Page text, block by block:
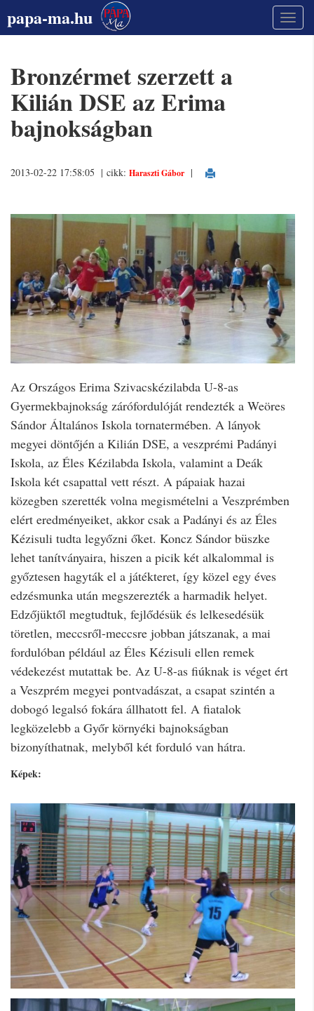
papa-ma.hu
Bronzérmet szerzett a
Kilián DSE az Erima
bajnokságban
2013-02-22 17:58:05 | cikk: Haraszti Gábor |
Az Országos Erima Szivacskézilabda U-8-as
Gyermekbajnokság zárófordulóját rendezték a Weöres
Sándor Általános Iskola tornatermében. A lányok
megyei döntőjén a Kilián DSE, a veszprémi Padányi
Iskola, az Éles Kézilabda Iskola, valamint a Deák
Iskola két csapattal vett részt. A pápaiak hazai
közegben szerették volna megismételni a Veszprémben
elért eredményeiket, akkor csak a Padányi és az Éles
Kézisuli tudta legyőzni őket. Koncz Sándor büszke
lehet tanítványaira, hiszen a picik két alkalommal is
győztesen hagyták el a játékteret, így közel egy éves
edzésmunka után megszerezték a harmadik helyet.
Edzőjüktől megtudtuk, fejlődésük és lelkesedésük
töretlen, meccsről-meccsre jobban játszanak, a mai
fordulóban például az Éles Kézisuli ellen remek
védekezést mutattak be. Az U-8-as fiúknak is véget ért
a Veszprém megyei pontvadászat, a csapat szintén a
dobogó legalsó fokára állhatott fel. A fiatalok
legközelebb a Győr környéki bajnokságban
bizonyíthatnak, melyből két forduló van hátra.
Képek: